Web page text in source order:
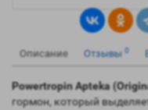
Описание Отзывы 0
Powertropin Apteka
гормон, который